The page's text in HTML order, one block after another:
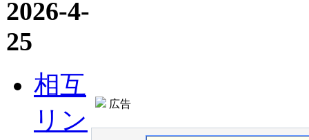
2026-4-
25
相互
リン
広告